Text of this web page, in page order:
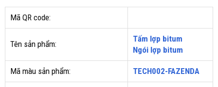
Mã QR code:
Tên sản phẩm:
Tấm lợp bitum
Ngói lợp bitum
Mã màu sản phẩm: TECH002-FAZENDA